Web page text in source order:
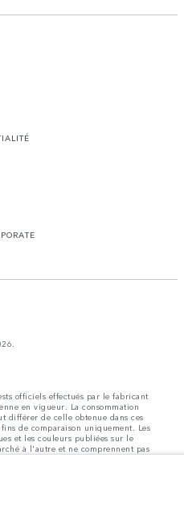
officiels effectués par le fabricant
en vigueur. La consommation
différer de celle obtenue dans ces
de comparaison uniquement. Les
et les couleurs publiées sur le
à l'autre et ne comprennent pas
après le point de fabrication